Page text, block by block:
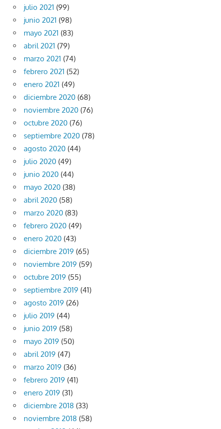
julio 2021 (99)
junio 2021 (98)
mayo 2021 (83)
abril 2021 (79)
marzo 2021 (74)
febrero 2021 (52)
enero 2021 (49)
diciembre 2020 (68)
noviembre 2020 (76)
octubre 2020 (76)
septiembre 2020 (78)
agosto 2020 (44)
julio 2020 (49)
junio 2020 (44)
mayo 2020 (38)
abril 2020 (58)
marzo 2020 (83)
febrero 2020 (49)
enero 2020 (43)
diciembre 2019 (65)
noviembre 2019 (59)
octubre 2019 (55)
septiembre 2019 (41)
agosto 2019 (26)
julio 2019 (44)
junio 2019 (58)
mayo 2019 (50)
abril 2019 (47)
marzo 2019 (36)
febrero 2019 (41)
enero 2019 (31)
diciembre 2018 (33)
noviembre 2018 (58)